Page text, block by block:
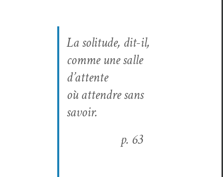
La soli­tude, dit-il,
comme une salle
d’attente
où atten­dre sans
savoir.
p. 63